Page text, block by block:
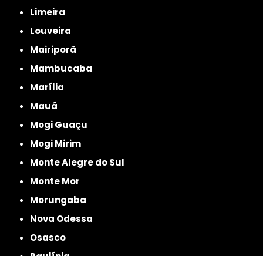
Limeira
Louveira
Mairiporã
Mambucaba
Marília
Mauá
Mogi Guaçu
Mogi Mirim
Monte Alegre do Sul
Monte Mor
Morungaba
Nova Odessa
Osasco